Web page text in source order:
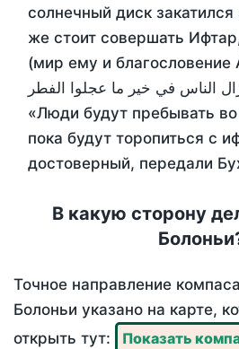
солнечный диск закатился
же стоит совершать
(мир ему и благословение
الناس في خير ما عجلوا الفطر
«Люди будут пребывать
пока будут торопиться с
достоверный, передали
В какую сторону
Точное направление
Болоньи указано на карте,
открыть тут:
Показать